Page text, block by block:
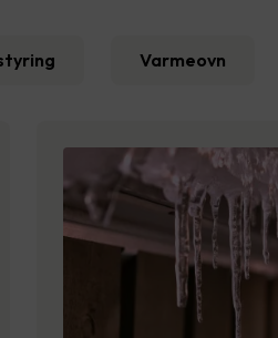
Varmeovn